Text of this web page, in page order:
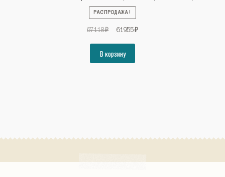
РАСПРОДАЖА!
67118₽
Первоначальная
составляла
67118₽.
61955₽Текущая
В корзину